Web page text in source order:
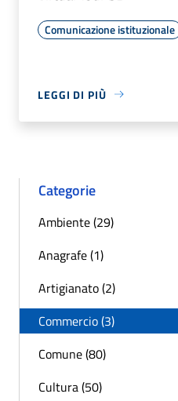
Comunicazione istituzionale
LEGGI DI PIÙ
Categorie
Ambiente (29)
Anagrafe (1)
Artigianato (2)
Commercio (3)
Comune (80)
Cultura (50)